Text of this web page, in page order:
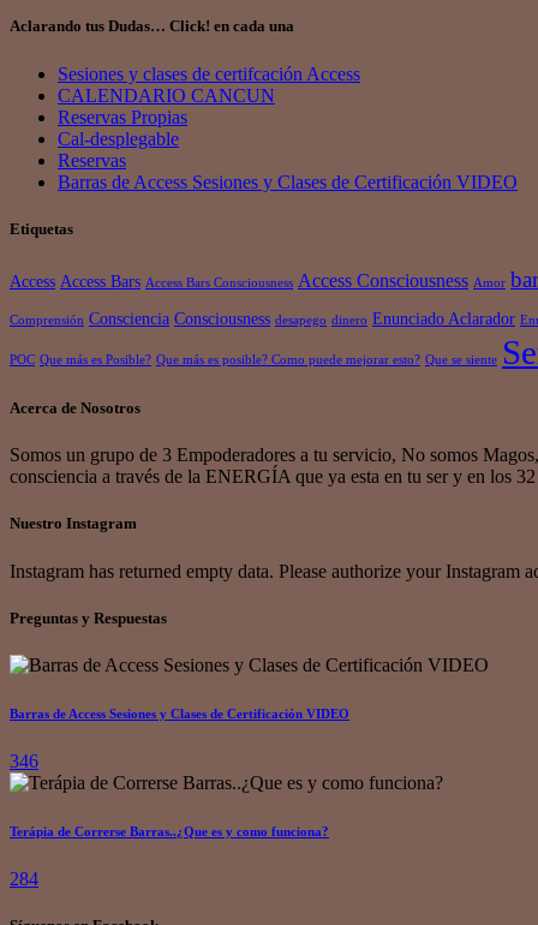
Aclarando tus Dudas… Click! en cada una
Sesiones y clases de certifcación Access
CALENDARIO CANCUN
Reservas Propias
Cal-desplegable
Reservas
Barras de Access Sesiones y Clases de Certificación VIDEO
Etiquetas
Access Access Bars Access Bars Consciousness Access Consciousness Amor
Comprensión Consciencia Consciousness desapego dinero Enunciado Aclarador
POC Que más es Posible? Que más es posible? Como puede mejorar esto? Que se siente
Acerca de Nosotros
Somos un grupo de 3 Empoderadores a tu servicio, No somos
consciencia a través de la ENERGÍA que ya esta en tu ser y en los
Nuestro Instagram
Instagram has returned empty data. Please authorize your Instagram
Preguntas y Respuestas
Barras de Access Sesiones y Clases de Certificación VIDEO
346
Terápia de Correrse Barras..¿Que es y como funciona?
284